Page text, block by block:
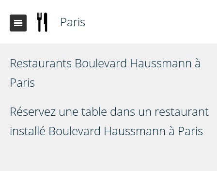
Paris
Restaurants Boulevard Haussmann à
Paris
Réservez une table dans un restaurant
installé Boulevard Haussmann à Paris